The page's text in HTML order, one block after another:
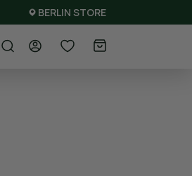
BERLIN STORE